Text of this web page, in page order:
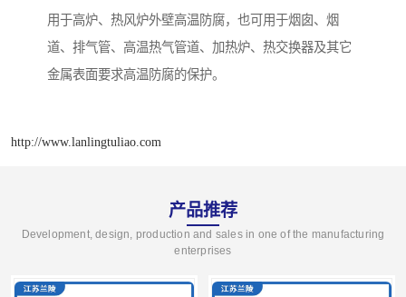
用于高炉、热风炉外壁高温防腐，也可用于烟囱、烟
道、排气管、高温热气管道、加热炉、热交换器及其它
金属表面要求高温防腐的保护。
http://www.lanlingtuliao.com
产品推荐
Development, design, production and sales in one of the manufacturing
enterprises